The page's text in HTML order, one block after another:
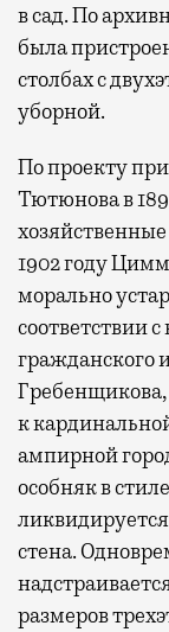
в сад. По
была
столбах с
уборной.
По проекту
Тютюнова в
1902 году
морально
соответствии
гражданского
Гребенщикова,
к
ампирной
особняк в
стена.
размеров